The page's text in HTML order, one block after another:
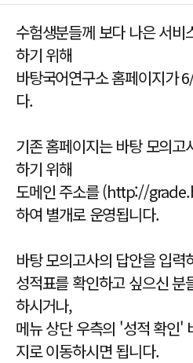
수험생분들께 보다 나은 서비
하기 위해
바탕국어연구소 홈페이지가
다.
기존 홈페이지는 바탕 모의고
하기 위해
도메인 주소를 (http://
하여 별개로 운영됩니다.
바탕 모의고사의 답안을 입력
성적표를 확인하고 싶으신 분
하시거나,
메뉴 상단 우측의 '성적 확인'
지로 이동하시면 됩니다.